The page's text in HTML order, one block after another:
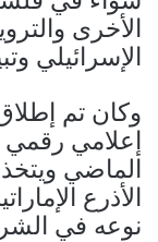
الأخرى
الإسرائيلي
وكان تم
إعلامي رقمي
الماضي
الأذرع
نوعه في